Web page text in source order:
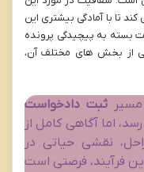
تا با آمادگی بیشتری این
بسته به پیچیدگی پرونده
از بخش های مختلف آن،
مسیرثبت دادخواست
اما آگاهی کامل از
نقشی حیاتی در
فرآیند، فرصتی است